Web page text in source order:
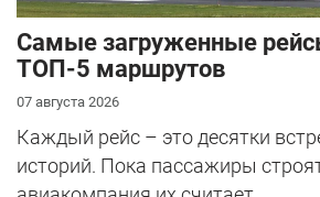
Самые загруженные
ТОП-5 маршрутов
07 августа 2026
Каждый рейс – это десятки
историй. Пока пассажиры